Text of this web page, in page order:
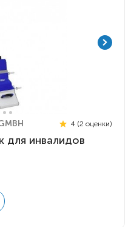
4 (2 оценки)
для инвалидов